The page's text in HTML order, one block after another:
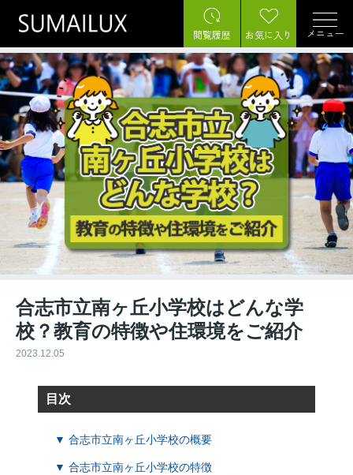
閲覧履歴 お気に入り メニュー
合志市立南ヶ丘小学校はどんな学
校？教育の特徴や住環境をご紹介
2023.12.05
目次
▼ 合志市立南ヶ丘小学校の概要
▼ 合志市立南ヶ丘小学校の特徴